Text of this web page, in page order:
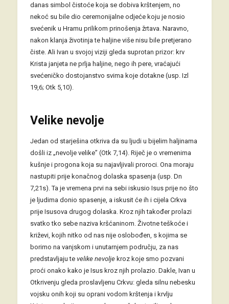
danas simbol čistoće koja se dobiva krštenjem, no
nekoć su bile dio ceremonijalne odjeće koju je nosio
svećenik u Hramu prilikom prinošenja žrtava. Naravno,
nakon klanja životinja te haljine više nisu bile pretjerano
čiste. Ali Ivan u svojoj viziji gleda suprotan prizor: krv
Krista janjeta ne prlja haljine, nego ih pere, vraćajući
svećeničko dostojanstvo svima koje dotakne (usp. Izl
19,6; Otk 5,10).
Velike nevolje
Jedan od starješina otkriva da su ljudi u bijelim haljinama
došli iz „nevolje velike” (Otk 7,14). Riječ je o vremenima
kušnje i progona koja su najavljivali proroci. Ona moraju
nastupiti prije konačnog dolaska spasenja (usp. Dn
7,21s). Ta je vremena prvi na sebi iskusio Isus prije no što
je ljudima donio spasenje, a iskusit će ih i cijela Crkva
prije Isusova drugog dolaska. Kroz njih također prolazi
svatko tko sebe naziva kršćaninom. Životne teškoće i
križevi, kojih nitko od nas nije oslobođen, s kojima se
borimo na vanjskom i unutarnjem području, za nas
predstavljaju te velike nevoljekroz koje smo pozvani
proći onako kako je Isus kroz njih prolazio. Dakle, Ivan u
Otkrivenju gleda proslavljenu Crkvu: gleda silnu nebesku
vojsku onih koji su oprani vodom krštenja i krvlju